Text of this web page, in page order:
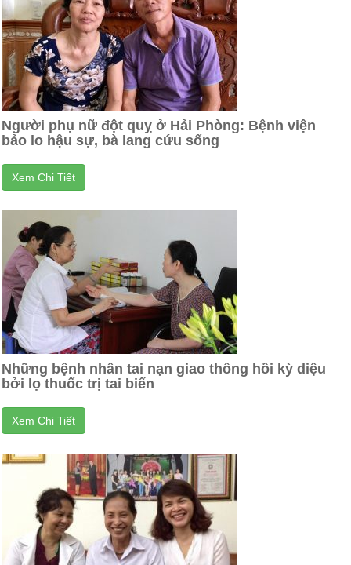
Người phụ nữ đột quỵ ở Hải Phòng: Bệnh viện
bảo lo hậu sự, bà lang cứu sống
Xem Chi Tiết
Những bệnh nhân tai nạn giao thông hồi kỳ diệu
bởi lọ thuốc trị tai biến
Xem Chi Tiết